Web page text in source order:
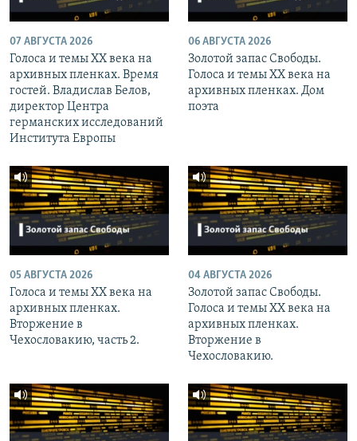
07 АВГУСТА 2026
Голоса и темы XX века на
архивных пленках. Время
гостей. Владислав Белов,
директор Центра
германских исследований
Института Европы
06 АВГУСТА 2026
Золотой запас Свободы.
Голоса и темы XX века на
архивных пленках. Дом
поэта
05 АВГУСТА 2026
Голоса и темы XX века на
архивных пленках.
Вторжение в
Чехословакию, часть 2.
04 АВГУСТА 2026
Золотой запас Свободы.
Голоса и темы XX века на
архивных пленках.
Вторжение в
Чехословакию.